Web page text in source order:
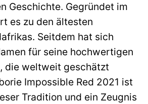
Geschichte. Gegründet im
es zu den ältesten
Seitdem hat sich
für seine hochwertigen
die weltweit geschätzt
Impossible Red 2021 ist
Tradition und ein Zeugnis